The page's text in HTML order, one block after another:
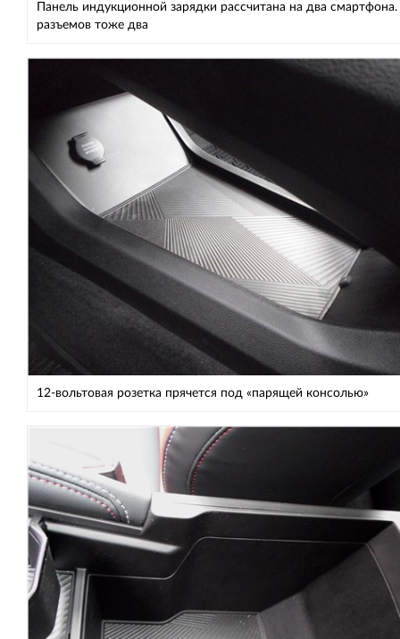
Панель индукционной зарядки рассчитана на два смартфона.
разъемов тоже два
12-вольтовая розетка прячется под «парящей консолью»